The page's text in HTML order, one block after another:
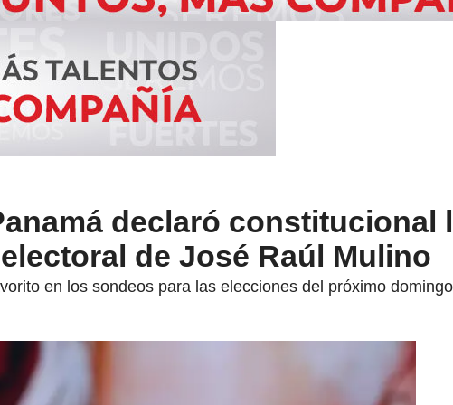
declaró constitucional
de José Raúl Mulino
en los sondeos para las elecciones del próximo